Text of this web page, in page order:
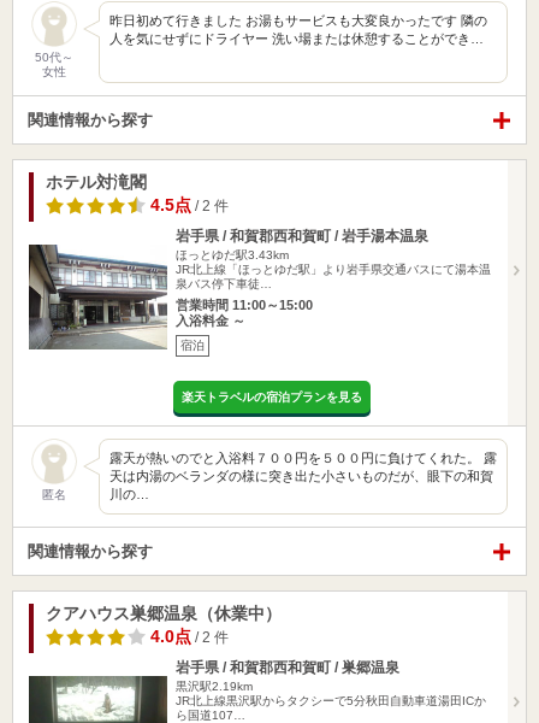
50代～
女性
昨日初めて行きました お湯もサービスも大変良かったです 隣の
人を気にせずにドライヤー 洗い場または休憩することができ…
関連情報から探す
ホテル対滝閣
4.5点 / 2 件
岩手県 / 和賀郡西和賀町 / 岩手湯本温泉
ほっとゆだ駅3.43km
JR北上線「ほっとゆだ駅」より岩手県交通バスにて湯本温
泉バス停下車徒…
営業時間 11:00～15:00
入浴料金 ～
宿泊
楽天トラベルの宿泊プランを見る
匿名
露天が熱いのでと入浴料７００円を５００円に負けてくれた。 露
天は内湯のベランダの様に突き出た小さいものだが、眼下の和賀
川の…
関連情報から探す
クアハウス巣郷温泉（休業中）
4.0点 / 2 件
岩手県 / 和賀郡西和賀町 / 巣郷温泉
黒沢駅2.19km
JR北上線黒沢駅からタクシーで5分秋田自動車道湯田ICか
ら国道107…